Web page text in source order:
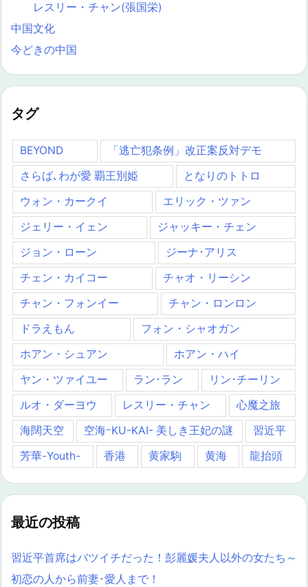
レスリー・チャン(張国栄)
中国文化
今どきの中国
タグ
BEYOND
「逃亡犯条例」改正案反対デモ
さらば､わが愛 覇王別姫
となりのトトロ
ウォン・カークイ
エリック・ツァン
ジェリー・イェン
ジャッキー・チェン
ジョン・ローン
ジーナ･アリス
チェン・カイコー
チャオ・リーシン
チャン・フォンイー
チャン・ロンロン
ドラえもん
フォン・シャオガン
ホアン・シュアン
ホアン・ハイ
ヤン・ツァイユー
ラン･ラン
リン･チーリン
ルオ・ダーヨウ
レスリー・チャン
心魔之旅
海闊天空
空海ｰKU-KAI- 美しき王妃の謎
習近平
芳華-Youth-
香港 黄家駒 黄海 龍抬頭
最近の投稿
習近平首席はバツイチだった！彭麗媛夫人以外の女たち～
初恋の人から前妻･愛人まで！